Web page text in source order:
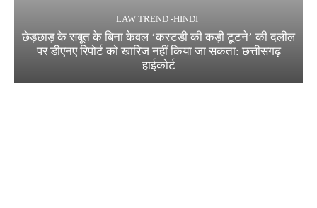
LAW TREND -HINDI
छेड़छाड़ के सबूत के बिना केवल ‘कस्टडी की कड़ी टूटने’ की दलील
पर डीएनए रिपोर्ट को खारिज नहीं किया जा सकता: छत्तीसगढ़
हाईकोर्ट